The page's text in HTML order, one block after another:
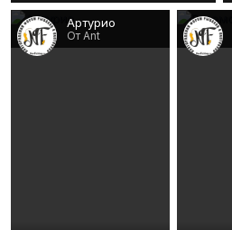
Артурио
От Ant